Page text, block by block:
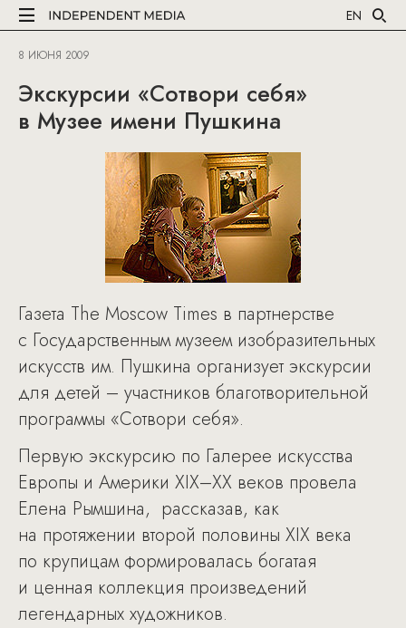
EN
8 ИЮНЯ 2009
Экскурсии «Сотвори себя»
в Музее имени Пушкина
Газета The Moscow Times в партнерстве
с Государственным музеем изобразительных
искусств им. Пушкина организует экскурсии
для детей – участников благотворительной
программы «Сотвори себя».
Первую экскурсию по Галерее искусства
Европы и Америки XIX–XX веков провела
Елена Рымшина, рассказав, как
на протяжении второй половины XIX века
по крупицам формировалась богатая
и ценная коллекция произведений
легендарных художников.